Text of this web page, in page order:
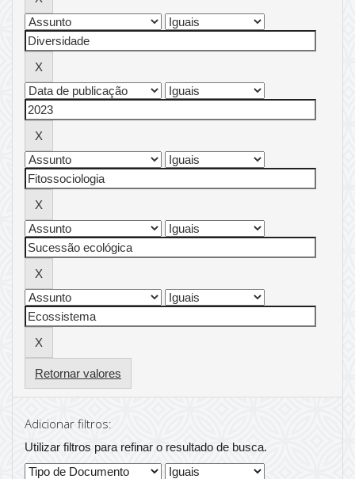
Retornar valores
Adicionar filtros:
Utilizar filtros para refinar o resultado de busca.